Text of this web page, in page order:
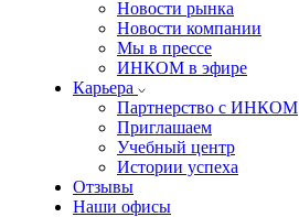
Новости рынка
Новости компании
Мы в прессе
ИНКОМ в эфире
Карьера
Партнерство с ИНКОМ
Приглашаем
Учебный центр
Истории успеха
Отзывы
Наши офисы